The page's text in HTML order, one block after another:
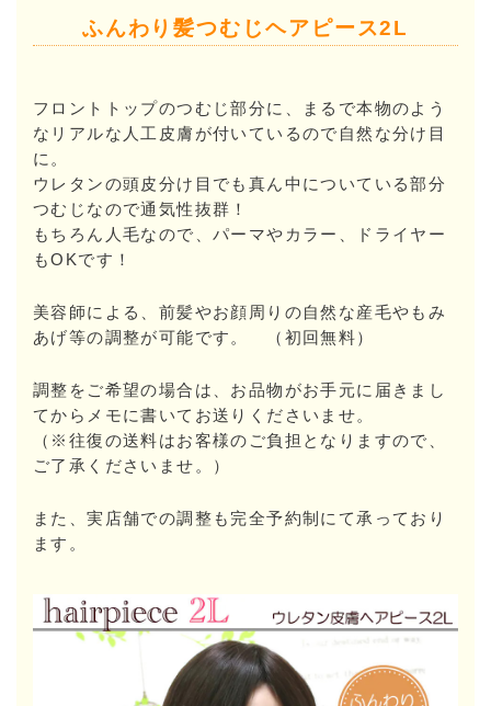
ふんわり髪つむじヘアピース2L
フロントトップのつむじ部分に、まるで本物のよう
なリアルな人工皮膚が付いているので自然な分け目
に。
ウレタンの頭皮分け目でも真ん中についている部分
つむじなので通気性抜群！
もちろん人毛なので、パーマやカラー、ドライヤー
もOKです！
美容師による、前髪やお顔周りの自然な産毛やもみ
あげ等の調整が可能です。 （初回無料）
調整をご希望の場合は、お品物がお手元に届きまし
てからメモに書いてお送りくださいませ。
（※往復の送料はお客様のご負担となりますので、
ご了承くださいませ。）
また、実店舗での調整も完全予約制にて承っており
ます。